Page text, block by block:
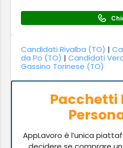
Candidati Rivalba (TO) |
da Po (TO) |Candidati
Gassino Torinese (TO)
Pacchetti
AppLavoro è l’unica